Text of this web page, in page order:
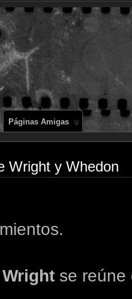
Páginas Amigas
Wright y Whedon
se